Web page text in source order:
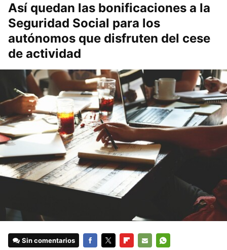
Así quedan las bonificaciones a la
Seguridad Social para los
autónomos que disfruten del cese
de actividad
Sin comentarios